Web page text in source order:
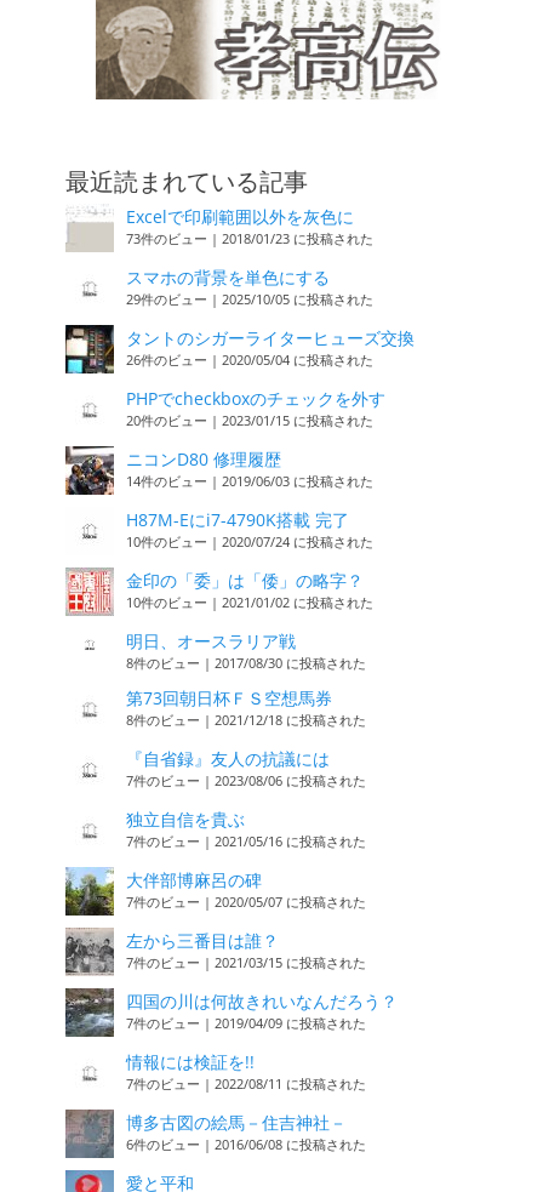
最近読まれている記事
Excelで印刷範囲以外を灰色に
73件のビュー | 2018/01/23 に投稿された
スマホの背景を単色にする
29件のビュー | 2025/10/05 に投稿された
タントのシガーライターヒューズ交換
26件のビュー | 2020/05/04 に投稿された
PHPでcheckboxのチェックを外す
20件のビュー | 2023/01/15 に投稿された
ニコンD80 修理履歴
14件のビュー | 2019/06/03 に投稿された
H87M-Eにi7-4790K搭載 完了
10件のビュー | 2020/07/24 に投稿された
金印の「委」は「倭」の略字？
10件のビュー | 2021/01/02 に投稿された
明日、オースラリア戦
8件のビュー | 2017/08/30 に投稿された
第73回朝日杯ＦＳ空想馬券
8件のビュー | 2021/12/18 に投稿された
『自省録』友人の抗議には
7件のビュー | 2023/08/06 に投稿された
独立自信を貴ぶ
7件のビュー | 2021/05/16 に投稿された
大伴部博麻呂の碑
7件のビュー | 2020/05/07 に投稿された
左から三番目は誰？
7件のビュー | 2021/03/15 に投稿された
四国の川は何故きれいなんだろう？
7件のビュー | 2019/04/09 に投稿された
情報には検証を!!
7件のビュー | 2022/08/11 に投稿された
博多古図の絵馬－住吉神社－
6件のビュー | 2016/06/08 に投稿された
愛と平和